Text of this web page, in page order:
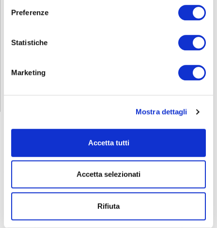
Preferenze
Statistiche
Marketing
Mostra dettagli
Accetta tutti
Accetta selezionati
Rifiuta
Per avere ulteriori informazioni non esitate a contattarci allo
0353693707 o mandate una mail a
corsi.sicurezza@abf.eu
CORSISICUREZZA
Addetti al primo soccorso
Addetti al servizio antincendio
Carrello elevatore